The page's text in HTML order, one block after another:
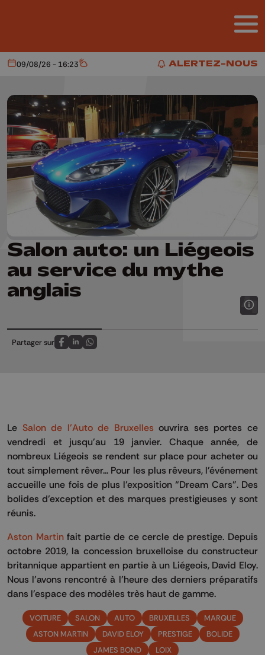
ALERTEZ-NOUS
ALERTEZ-NOUS
Aujourd'hui
09/08/26 - 16:23 Météo
Salon auto: un Liégeois
au service du mythe
anglais
Partager sur
Partagez sur FaceBook
Partagez sur LinkedIn
Partagez sur Whatsapp
Le Salon de l’Auto de Bruxelles ouvrira ses portes ce
vendredi et jusqu'au 19 janvier. Chaque année, de
nombreux Liégeois se rendent sur place pour acheter ou
tout simplement rêver... Pour les plus rêveurs, l'événement
accueille une fois de plus l’exposition “Dream Cars”. Des
bolides d’exception et des marques prestigieuses y sont
réunis.
Aston Martinfait partie de ce cercle de prestige. Depuis
octobre 2019, la concession bruxelloise du constructeur
britannique appartient en partie à un Liégeois, David Eloy.
Nous l'avons rencontré à l'heure des derniers préparatifs
dans l'espace des modèles très haut de gamme.
VOITURE SALON AUTO BRUXELLES
MARQUE
ASTON MARTIN
DAVID ELOY PRESTIGE
BOLIDE
JAMES BOND
LOIX